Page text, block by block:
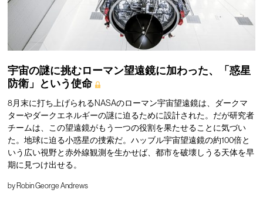
宇宙の謎に挑むローマン望遠鏡に加わった、「惑星
防衛」という使命
8月末に打ち上げられるNASAのローマン宇宙望遠鏡は、ダークマ
ターやダークエネルギーの謎に迫るために設計された。だが研究者
チームは、この望遠鏡がもう一つの役割を果たせることに気づい
た。地球に迫る小惑星の捜索だ。ハッブル宇宙望遠鏡の約100倍と
いう広い視野と赤外線観測を生かせば、都市を破壊しうる天体を早
期に見つけ出せる。
by Robin George Andrews